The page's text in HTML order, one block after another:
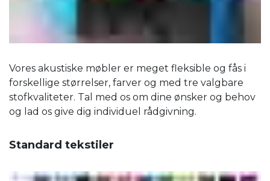
Vores akustiske møbler er meget fleksible og fås i
forskellige størrelser, farver og med tre valgbare
stofkvaliteter. Tal med os om dine ønsker og behov
og lad os give dig individuel rådgivning.
Standard tekstiler